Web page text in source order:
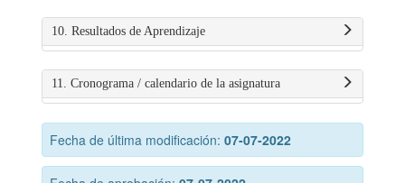
10. Resultados de Aprendizaje
11. Cronograma / calendario de la asignatura
Fecha de última modificación: 07-07-2022